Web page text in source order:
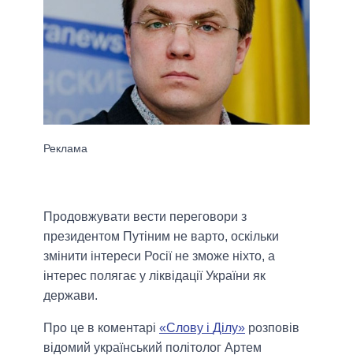
Продовжувати вести переговори з
президентом Путіним не варто, оскільки
змінити інтереси Росії не зможе ніхто, а
інтерес полягає у ліквідації України як
держави.
Про це в коментарі «Слову і Ділу» розповів
відомий український політолог Артем